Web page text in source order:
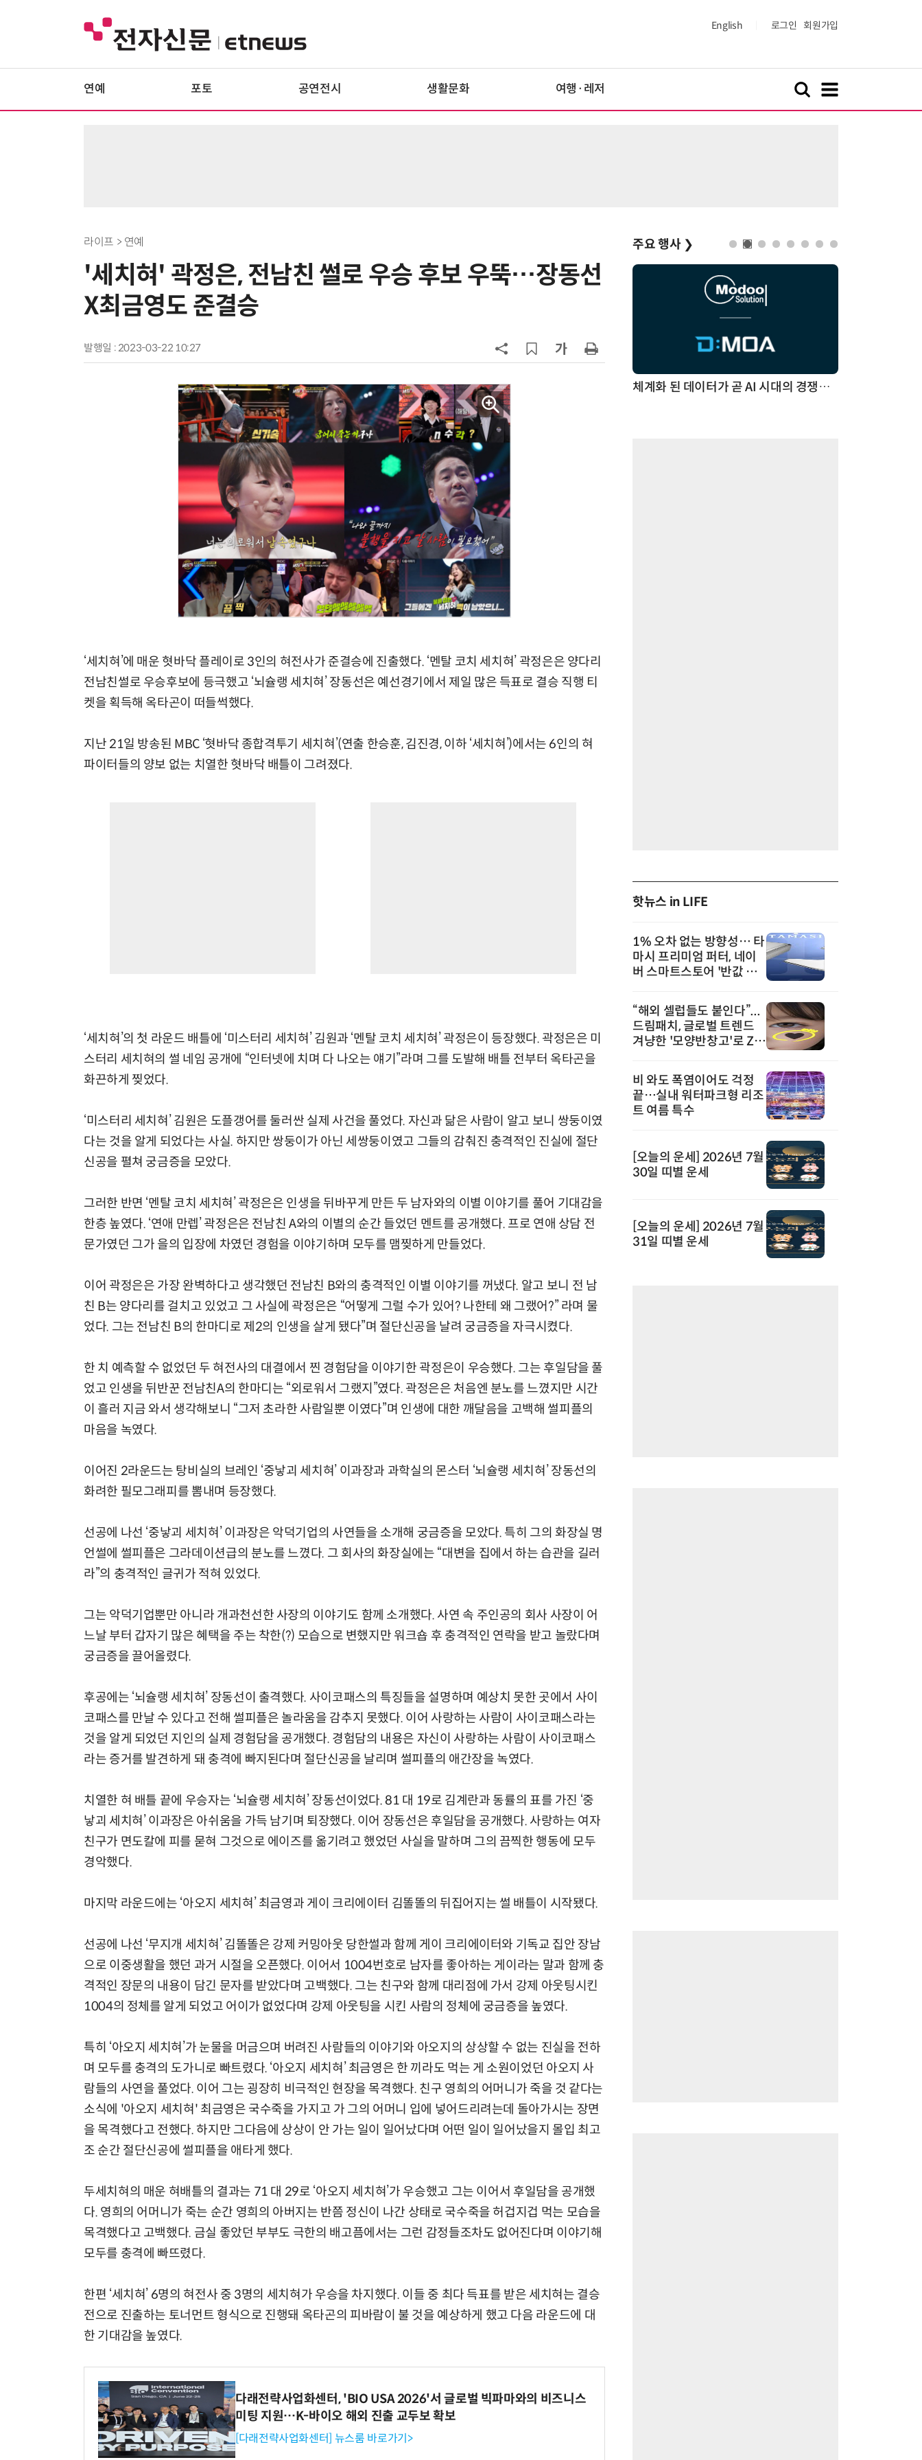
English 로그인 회원가입
연예 포토 공연전시 생활문화 여행·레저
라이프 > 연예
'세치혀' 곽정은, 전남친 썰로 우승 후보 우뚝…장동선
X최금영도 준결승
발행일 : 2023-03-22 10:27
‘세치혀’에 매운 혓바닥 플레이로 3인의 혀전사가 준결승에 진출했다. ‘멘탈 코치 세치혀’ 곽정은은 양다리
전남친썰로 우승후보에 등극했고 ‘뇌슐랭 세치혀’ 장동선은 예선경기에서 제일 많은 득표로 결승 직행 티
켓을 획득해 옥타곤이 떠들썩했다.
지난 21일 방송된 MBC ‘혓바닥 종합격투기 세치혀’(연출 한승훈, 김진경, 이하 ‘세치혀’)에서는 6인의 혀
파이터들의 양보 없는 치열한 혓바닥 배틀이 그려졌다.
‘세치혀’의 첫 라운드 배틀에 ‘미스터리 세치혀’ 김원과 ‘멘탈 코치 세치혀’ 곽정은이 등장했다. 곽정은은 미
스터리 세치혀의 썰 네임 공개에 “인터넷에 치며 다 나오는 얘기”라며 그를 도발해 배틀 전부터 옥타곤을
화끈하게 찢었다.
‘미스터리 세치혀’ 김원은 도플갱어를 둘러싼 실제 사건을 풀었다. 자신과 닮은 사람이 알고 보니 쌍둥이였
다는 것을 알게 되었다는 사실. 하지만 쌍둥이가 아닌 세쌍둥이였고 그들의 감춰진 충격적인 진실에 절단
신공을 펼쳐 궁금증을 모았다.
그러한 반면 ‘멘탈 코치 세치혀’ 곽정은은 인생을 뒤바꾸게 만든 두 남자와의 이별 이야기를 풀어 기대감을
한층 높였다. ‘연애 만렙’ 곽정은은 전남친 A와의 이별의 순간 들었던 멘트를 공개했다. 프로 연애 상담 전
문가였던 그가 을의 입장에 차였던 경험을 이야기하며 모두를 맴찢하게 만들었다.
이어 곽정은은 가장 완벽하다고 생각했던 전남친 B와의 충격적인 이별 이야기를 꺼냈다. 알고 보니 전 남
친 B는 양다리를 걸치고 있었고 그 사실에 곽정은은 “어떻게 그럴 수가 있어? 나한테 왜 그랬어?” 라며 물
었다. 그는 전남친 B의 한마디로 제2의 인생을 살게 됐다”며 절단신공을 날려 궁금증을 자극시켰다.
한 치 예측할 수 없었던 두 혀전사의 대결에서 찐 경험담을 이야기한 곽정은이 우승했다. 그는 후일담을 풀
었고 인생을 뒤반꾼 전남친A의 한마디는 “외로워서 그랬지”였다. 곽정은은 처음엔 분노를 느꼈지만 시간
이 흘러 지금 와서 생각해보니 “그저 초라한 사람일뿐 이였다”며 인생에 대한 깨달음을 고백해 썰피플의
마음을 녹였다.
이어진 2라운드는 탕비실의 브레인 ‘중낳괴 세치혀’ 이과장과 과학실의 몬스터 ‘뇌슐랭 세치혀’ 장동선의
화려한 필모그래피를 뽐내며 등장했다.
선공에 나선 ‘중낳괴 세치혀’ 이과장은 악덕기업의 사연들을 소개해 궁금증을 모았다. 특히 그의 화장실 명
언썰에 썰피플은 그라데이션급의 분노를 느꼈다. 그 회사의 화장실에는 “대변을 집에서 하는 습관을 길러
라”의 충격적인 글귀가 적혀 있었다.
그는 악덕기업뿐만 아니라 개과천선한 사장의 이야기도 함께 소개했다. 사연 속 주인공의 회사 사장이 어
느날 부터 갑자기 많은 혜택을 주는 착한(?) 모습으로 변했지만 워크숍 후 충격적인 연락을 받고 놀랐다며
궁금증을 끌어올렸다.
후공에는 ‘뇌슐랭 세치혀’ 장동선이 출격했다. 사이코패스의 특징들을 설명하며 예상치 못한 곳에서 사이
코패스를 만날 수 있다고 전해 썰피플은 놀라움을 감추지 못했다. 이어 사랑하는 사람이 사이코패스라는
것을 알게 되었던 지인의 실제 경험담을 공개했다. 경험담의 내용은 자신이 사랑하는 사람이 사이코패스
라는 증거를 발견하게 돼 충격에 빠지된다며 절단신공을 날리며 썰피플의 애간장을 녹였다.
치열한 혀 배틀 끝에 우승자는 ‘뇌슐랭 세치혀’ 장동선이었다. 81 대 19로 김계란과 동률의 표를 가진 ‘중
낳괴 세치혀’ 이과장은 아쉬움을 가득 남기며 퇴장했다. 이어 장동선은 후일담을 공개했다. 사랑하는 여자
친구가 면도칼에 피를 묻혀 그것으로 에이즈를 옮기려고 했었던 사실을 말하며 그의 끔찍한 행동에 모두
경악했다.
마지막 라운드에는 ‘아오지 세치혀’ 최금영과 게이 크리에이터 김똘똘의 뒤집어지는 썰 배틀이 시작됐다.
선공에 나선 ‘무지개 세치혀’ 김똘똘은 강제 커밍아웃 당한썰과 함께 게이 크리에이터와 기독교 집안 장남
으로 이중생활을 했던 과거 시절을 오픈했다. 이어서 1004번호로 남자를 좋아하는 게이라는 말과 함께 충
격적인 장문의 내용이 담긴 문자를 받았다며 고백했다. 그는 친구와 함께 대리점에 가서 강제 아웃팅시킨
1004의 정체를 알게 되었고 어이가 없었다며 강제 아웃팅을 시킨 사람의 정체에 궁금증을 높였다.
특히 ‘아오지 세치혀’가 눈물을 머금으며 버려진 사람들의 이야기와 아오지의 상상할 수 없는 진실을 전하
며 모두를 충격의 도가니로 빠트렸다. ‘아오지 세치혀’ 최금영은 한 끼라도 먹는 게 소원이었던 아오지 사
람들의 사연을 풀었다. 이어 그는 굉장히 비극적인 현장을 목격했다. 친구 영희의 어머니가 죽을 것 같다는
소식에 '아오지 세치혀' 최금영은 국수죽을 가지고 가 그의 어머니 입에 넣어드리려는데 돌아가시는 장면
을 목격했다고 전했다. 하지만 그다음에 상상이 안 가는 일이 일어났다며 어떤 일이 일어났을지 몰입 최고
조 순간 절단신공에 썰피플을 애타게 했다.
두세치혀의 매운 혀배틀의 결과는 71 대 29로 ‘아오지 세치혀’가 우승했고 그는 이어서 후일담을 공개했
다. 영희의 어머니가 죽는 순간 영희의 아버지는 반쯤 정신이 나간 상태로 국수죽을 허겁지겁 먹는 모습을
목격했다고 고백했다. 금실 좋았던 부부도 극한의 배고픔에서는 그런 감정들조차도 없어진다며 이야기해
모두를 충격에 빠뜨렸다.
한편 ‘세치혀’ 6명의 혀전사 중 3명의 세치혀가 우승을 차지했다. 이들 중 최다 득표를 받은 세치혀는 결승
전으로 진출하는 토너먼트 형식으로 진행돼 옥타곤의 피바람이 불 것을 예상하게 했고 다음 라운드에 대
한 기대감을 높였다.
다래전략사업화센터, 'BIO USA 2026'서 글로벌 빅파마와의 비즈니스
미팅 지원…K-바이오 해외 진출 교두보 확보
[다래전략사업화센터] 뉴스룸 바로가기>
주요 행사 ❯
AI Native Enterprise를 지원하는 AI Ready Data 플랫폼 활용 전략 체계화 된 데이터가 곧 AI 시대의 경쟁력이다
핫뉴스 in LIFE
1% 오차 없는 방향성… 타
마시 프리미엄 퍼터, 네이
버 스마트스토어 '반값 할
“해외 셀럽들도 붙인다”...
드림패치, 글로벌 트렌드
겨냥한 '모양반창고'로 Z세
비 와도 폭염이어도 걱정
끝…실내 워터파크형 리조
트 여름 특수
[오늘의 운세] 2026년 7월
30일 띠별 운세
[오늘의 운세] 2026년 7월
31일 띠별 운세